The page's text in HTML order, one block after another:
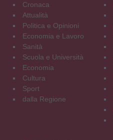
Cronaca
Attualità
Politica e Opinioni
Economia e Lavoro
Sanità
Scuola e Università
Economia
Cultura
Sport
dalla Regione